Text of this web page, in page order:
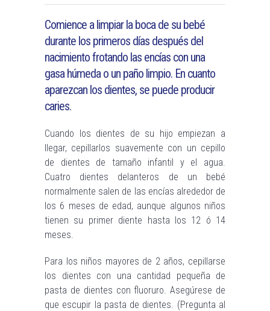
Comience a limpiar la boca de su bebé
durante los primeros días después del
nacimiento frotando las encías con una
gasa húmeda o un paño limpio. En cuanto
aparezcan los dientes, se puede producir
caries.
Cuando los dientes de su hijo empiezan a
llegar, cepillarlos suavemente con un cepillo
de dientes de tamaño infantil y el agua.
Cuatro dientes delanteros de un bebé
normalmente salen de las encías alrededor de
los 6 meses de edad, aunque algunos niños
tienen su primer diente hasta los 12 ó 14
meses.
Para los niños mayores de 2 años, cepillarse
los dientes con una cantidad pequeña de
pasta de dientes con fluoruro. Asegúrese de
que escupir la pasta de dientes. (Pregunta al